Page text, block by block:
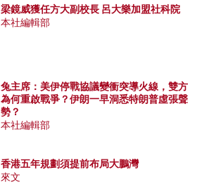
梁鏡威獲任方大副校長 呂大樂加盟社科院
本社編輯部
兔主席：美伊停戰協議變衝突導火線，雙方
為何重啟戰爭？伊朗一早洞悉特朗普虛張聲
勢？
本社編輯部
香港五年規劃須提前布局大鵬灣
來文